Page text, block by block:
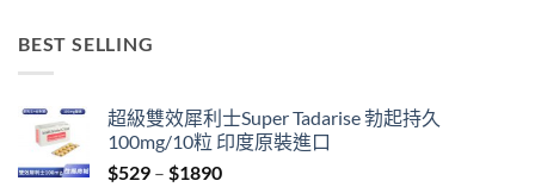
BEST SELLING
超級雙效犀利士Super Tadarise 勃起持久
100mg/10粒 印度原裝進口
$529 – $1890Price